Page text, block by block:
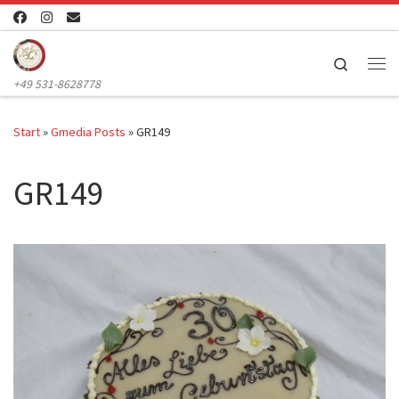
Zum Inhalt springen
+49 531-8628778
Search
Start»Gmedia Posts »GR149
GR149